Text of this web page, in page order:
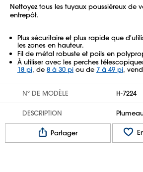
Nettoyez tous les tuyaux poussiéreux de
entrepôt.
Plus sécuritaire et plus rapide que
les zones en hauteur.
Fil de métal robuste et poils en
À utiliser avec les perches
18 pi, de 8 à 30 pi ou de 7 à 49 pi,
Nº DE MODÈLE H-7224
DESCRIPTION
Partager